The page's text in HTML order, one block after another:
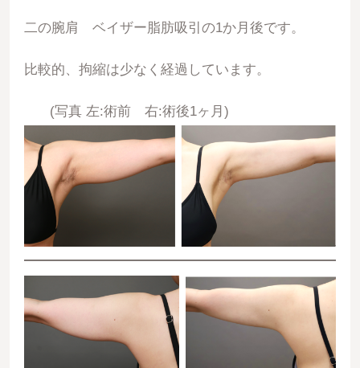
二の腕肩 ベイザー脂肪吸引の1か月後です。
比較的、拘縮は少なく経過しています。
(写真 左:術前 右:術後1ヶ月)